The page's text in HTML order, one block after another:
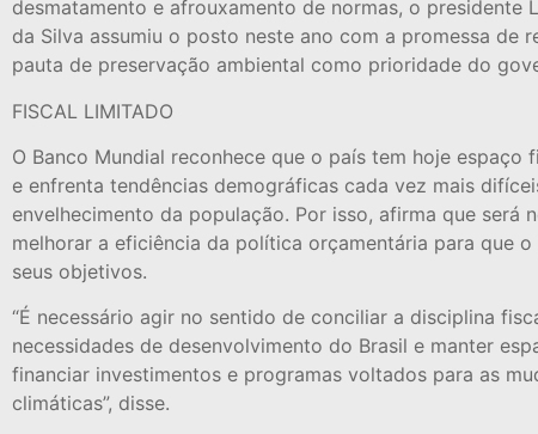
desmatamento e afrouxamento de normas, o presidente
da Silva assumiu o posto neste ano com a promessa de
pauta de preservação ambiental como prioridade do
FISCAL LIMITADO
O Banco Mundial reconhece que o país tem hoje espaço
e enfrenta tendências demográficas cada vez mais
envelhecimento da população. Por isso, afirma que será
melhorar a eficiência da política orçamentária para que o
seus objetivos.
“É necessário agir no sentido de conciliar a disciplina
necessidades de desenvolvimento do Brasil e manter
financiar investimentos e programas voltados para as
climáticas”, disse.